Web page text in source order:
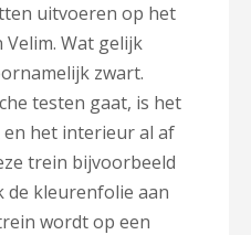
uitvoeren op het
Wat gelijk
zwart.
testen gaat, is het
het interieur al af
trein bijvoorbeeld
de kleurenfolie aan
wordt op een